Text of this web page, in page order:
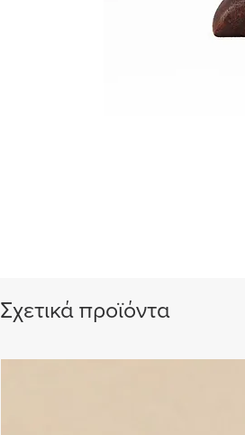
Σχετικά προϊόντα